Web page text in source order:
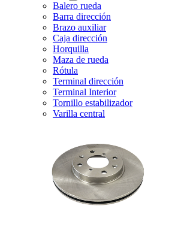
Balero rueda
Barra dirección
Brazo auxiliar
Caja dirección
Horquilla
Maza de rueda
Rótula
Terminal dirección
Terminal Interior
Tornillo estabilizador
Varilla central